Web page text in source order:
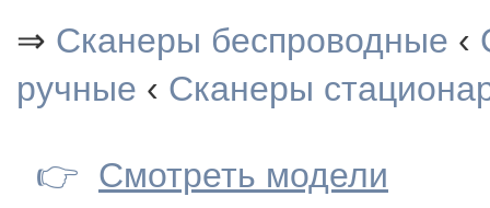
⇒ Сканеры беспроводные ‹
ручные ‹ Сканеры
👉 Смотреть модели